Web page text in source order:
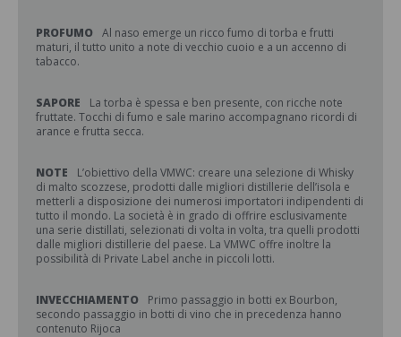
PROFUMO Al naso emerge un ricco fumo di torba e frutti
maturi, il tutto unito a note di vecchio cuoio e a un accenno di
tabacco.
SAPORE
La torba è spessa e ben presente, con ricche note
fruttate. Tocchi di fumo e sale marino accompagnano ricordi di
arance e frutta secca.
NOTE
L’obiettivo della VMWC: creare una selezione di Whisky
di malto scozzese, prodotti dalle migliori distillerie dell’isola e
metterli a disposizione dei numerosi importatori indipendenti di
tutto il mondo. La società è in grado di offrire esclusivamente
una serie distillati, selezionati di volta in volta, tra quelli prodotti
dalle migliori distillerie del paese. La VMWC offre inoltre la
possibilità di Private Label anche in piccoli lotti.
INVECCHIAMENTO
Primo passaggio in botti ex Bourbon,
secondo passaggio in botti di vino che in precedenza hanno
contenuto Rijoca